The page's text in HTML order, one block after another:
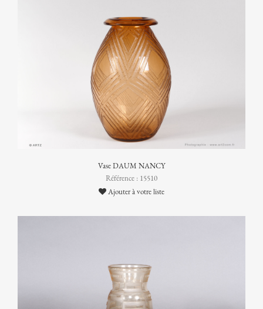
Vase DAUM NANCY
Référence : 15510
Ajouter à votre liste